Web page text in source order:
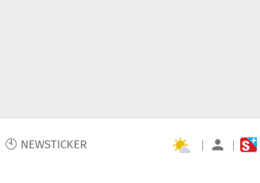
🕙 NEWSTICKER | |